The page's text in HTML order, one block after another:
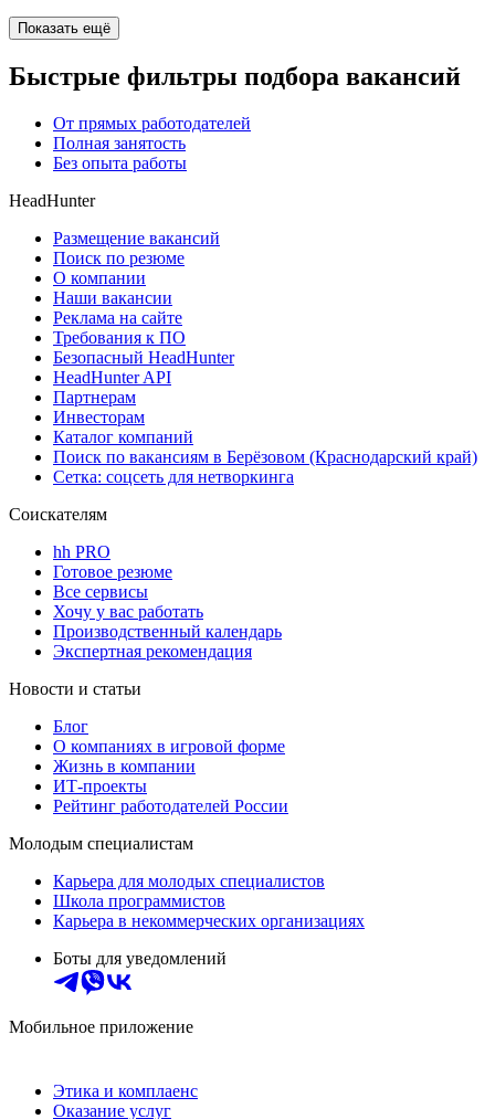
Показать ещё
Быстрые фильтры подбора вакансий
От прямых работодателей
Полная занятость
Без опыта работы
HeadHunter
Размещение вакансий
Поиск по резюме
О компании
Наши вакансии
Реклама на сайте
Требования к ПО
Безопасный HeadHunter
HeadHunter API
Партнерам
Инвесторам
Каталог компаний
Поиск по вакансиям в Берёзовом (Краснодарский край)
Сетка: соцсеть для нетворкинга
Соискателям
hh PRO
Готовое резюме
Все сервисы
Хочу у вас работать
Производственный календарь
Экспертная рекомендация
Новости и статьи
Блог
О компаниях в игровой форме
Жизнь в компании
ИТ-проекты
Рейтинг работодателей России
Молодым специалистам
Карьера для молодых специалистов
Школа программистов
Карьера в некоммерческих организациях
Боты для уведомлений
Мобильное приложение
Этика и комплаенс
Оказание услуг